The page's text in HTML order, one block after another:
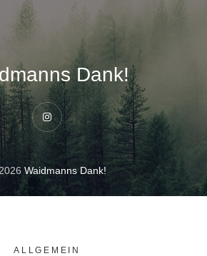
Dank!
Instagram
Waidmanns Dank!
ALLGEMEIN